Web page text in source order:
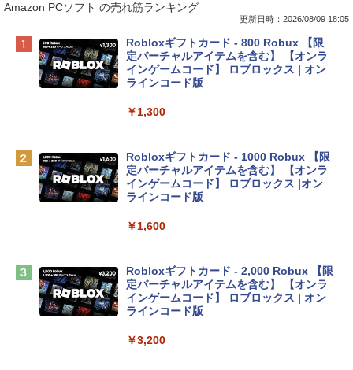
Apple 2026 MacBook Neo A18 Proチッ
プ搭載13インチノートブック：AIとAppl
e Intelligenceのために設計、Liquid Ret
inaディスプレイ、8GBユニファイドメモ
eTime HDカメラ - インディゴ
tomtoc 360°保護 15.6 16インチ パソコ
ンケース Dell NEC Lavie ASUS HP dyna
Apple 2026 MacBook Air M5チップ搭載
13インチノートブック：AIとApple Intell
igence、13.6インチLiquid Retinaディ
TB SSDストレージ、12MPセンターフレ
Amazon PCソフト の売れ筋ランキング
更新日時：2026/08/09 18:05
Robloxギフトカード - 800 Robux 【限
定バーチャルアイテムを含む】 【オンラ
インゲームコード】 ロブロックス | オン
ラインコード版
￥1,300
Robloxギフトカード - 1000 Robux 【限
定バーチャルアイテムを含む】 【オンラ
インゲームコード】 ロブロックス |オン
ラインコード版
￥1,600
Robloxギフトカード - 2,000 Robux 【限
定バーチャルアイテムを含む】 【オンラ
インゲームコード】 ロブロックス | オン
ラインコード版
￥3,200